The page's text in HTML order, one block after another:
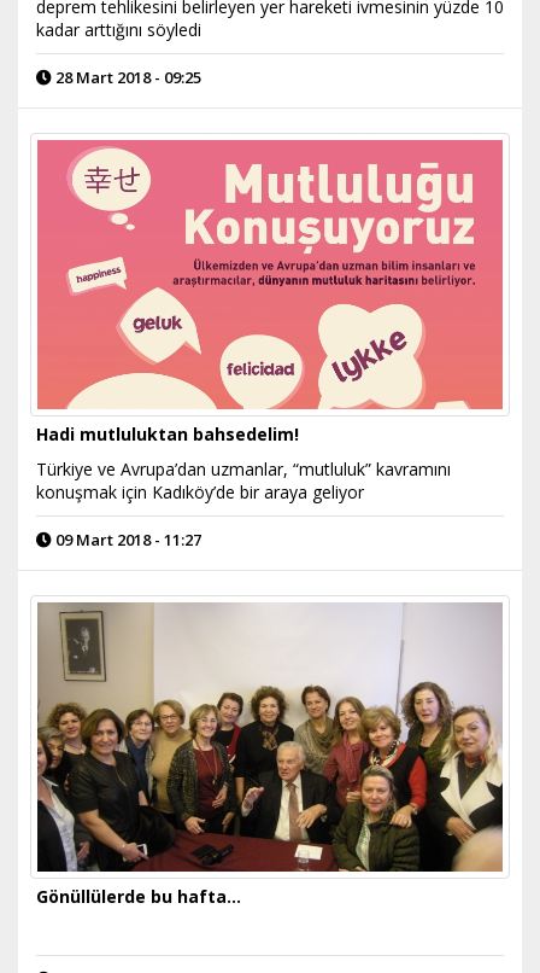
deprem tehlikesini belirleyen yer hareketi ivmesinin yüzde 10
kadar arttığını söyledi
28 Mart 2018 - 09:25
Hadi mutluluktan bahsedelim!
Türkiye ve Avrupa’dan uzmanlar, “mutluluk” kavramını
konuşmak için Kadıköy’de bir araya geliyor
09 Mart 2018 - 11:27
Gönüllülerde bu hafta...